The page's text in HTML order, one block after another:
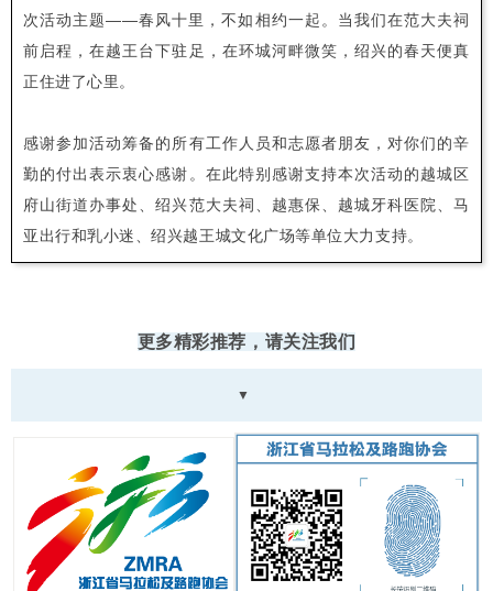
次活动主题——春风十里，不如相约一起。当我们在范大夫祠
前启程，在越王台下驻足，在环城河畔微笑，绍兴的春天便真
正住进了心里。
感谢参加活动筹备的所有工作人员和志愿者朋友，对你们的辛
勤的付出表示衷心感谢。在此特别感谢支持本次活动的越城区
府山街道办事处、绍兴范大夫祠、越惠保、越城牙科医院、马
亚出行和乳小迷、绍兴越王城文化广场等单位大力支持。
更多精彩推荐，请关注我们
▼